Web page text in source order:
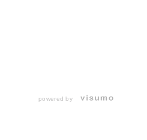
powered by